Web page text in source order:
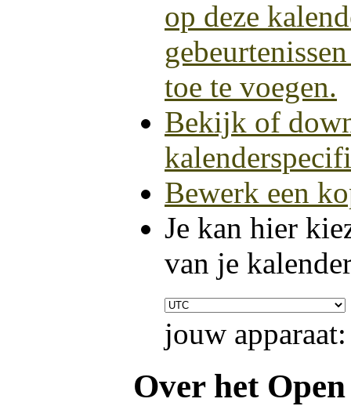
op deze
toe te voegen.
Bekijk of
Bewerk een
Je kan hier
van je
jouw apparaat:
Over het